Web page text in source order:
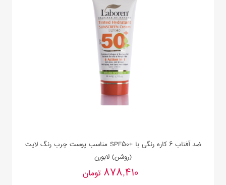
ضد آفتاب 6 کاره رنگی با +SPF50 مناسب پوست چرب رنگ لایت
(روشن) لابورن
878,410 تومان